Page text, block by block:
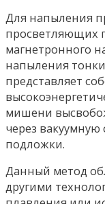
Для напыления
просветляющих
магнетронного
напыления
представляет
мишени
через вакуумную
подложки.
Данный метод
другими